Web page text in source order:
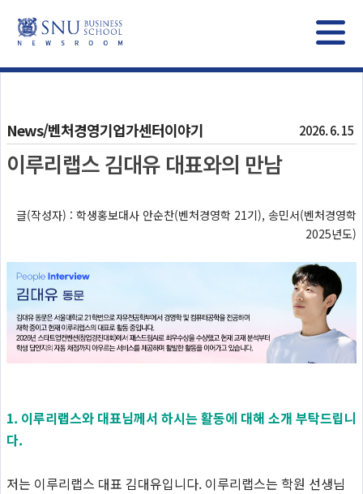
News/벤처경영기업가센터이야기 2026. 6. 15
이루리랩스 김대유 대표와의 만남
글(작성자) : 학생홍보대사 안순찬(벤처경영학 21기), 송민서(벤처경영학
2025년도)
1. 이루리랩스와 대표님께서 하시는 활동에 대해 소개 부탁드립니
다.
저는 이루리랩스 대표 김대유입니다. 이루리랩스는 학원 선생님